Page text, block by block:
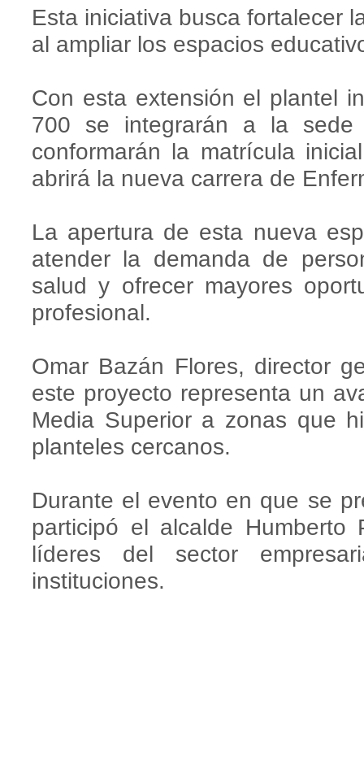
Esta iniciativa busca fortalecer
al ampliar los espacios
Con esta extensión el plantel
700 se integrarán a la
conformarán la matrícula
abrirá la nueva carrera de
La apertura de esta nueva
atender la demanda de
salud y ofrecer mayores
profesional.
Omar Bazán Flores, director
este proyecto representa un
Media Superior a zonas que
planteles cercanos.
Durante el evento en que se
participó el alcalde Humberto
líderes del sector
instituciones.